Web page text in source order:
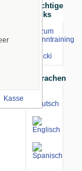
Kasse
Wichtige
Links
⇒ zum
Renntraining
Stecki
Sprachen